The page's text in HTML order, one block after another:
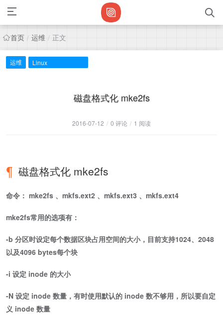
首页 / 运维 / 正文
运维 Linux
磁盘格式化 mke2fs
2016-07-12 / 0 评论 / 1 阅读
磁盘格式化 mke2fs
命令： mke2fs 、mkfs.ext2 、mkfs.ext3 、mkfs.ext4
mke2fs常用的选项有：
-b 分区时设定每个数据区块占用空间的大小，目前支持1024、2048
以及4096 bytes每个块
-i 设定 inode 的大小
-N 设定 inode 数量，有时使用默认的 inode 数不够用，所以要自定
义 inode 数量